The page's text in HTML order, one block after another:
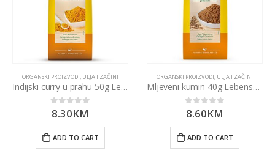
ORGANSKI PROIZVODI, ULJA I ZAČINI
Indijski curry u prahu 50g Lebensbaum
0out of 5
8.30KM
ADD TO CART
ORGANSKI PROIZVODI, ULJA I ZAČINI
Mljeveni kumin 40g Lebensbaum
0out of 5
8.60KM
ADD TO CART